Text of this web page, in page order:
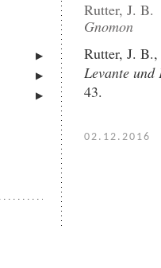
Rutter, J. B.
Gnomon
Rutter, J.
Levante
43.
02.12.2016